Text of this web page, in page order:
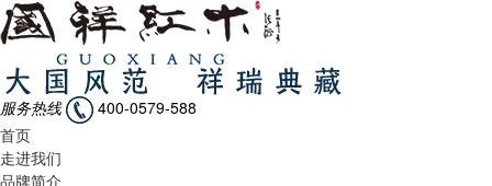
服务热线
400-0579-588
首页
走进我们
品牌简介